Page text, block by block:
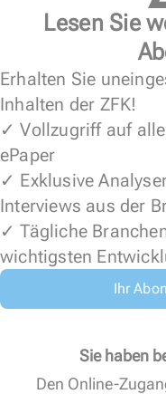
Lesen Sie
Erhalten Sie
Inhalten der ZFK!
✓ Vollzugriff auf
ePaper
✓ Exklusive
Interviews aus der
✓ Tägliche
wichtigsten
Ihr
Sie haben
Den Online-